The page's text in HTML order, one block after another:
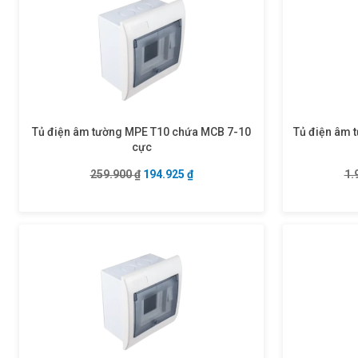
Tủ điện âm tường MPE T10 chứa MCB 7-10
cực
259.900₫ Giá gốc là: 259.900 ₫.
194.925 ₫Giá hiện tại là: 194.925 ₫.
Tủ điện âm